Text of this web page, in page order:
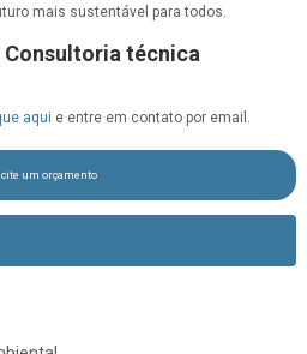
mais sustentável para todos.
Consultoria técnica
aqui e entre em contato por email.
um orçamento